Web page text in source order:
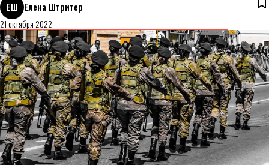
ЕШ Елена Штритер
21 октября 2022